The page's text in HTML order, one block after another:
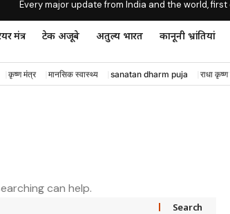
Every major update from India and the world, first
मंत्र टेक अजूबे अतुल्य भारत कानूनी भ्रांतियां
कृष्ण मंत्र मानसिक स्वास्थ्य sanatan dharm puja राधा
can help.